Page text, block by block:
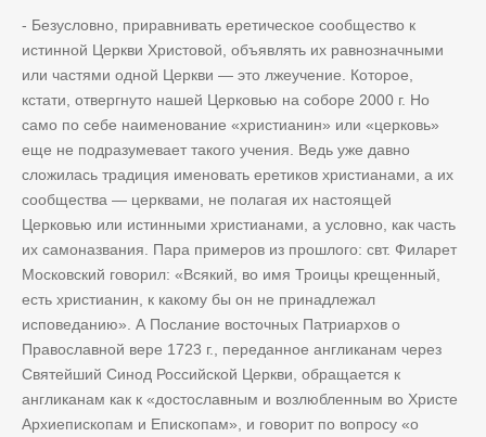
- Безусловно, приравнивать еретическое сообщество к
истинной Церкви Христовой, объявлять их равнозначными
или частями одной Церкви — это лжеучение. Которое,
кстати, отвергнуто нашей Церковью на соборе 2000 г. Но
само по себе наименование «христианин» или «церковь»
еще не подразумевает такого учения. Ведь уже давно
сложилась традиция именовать еретиков христианами, а их
сообщества — церквами, не полагая их настоящей
Церковью или истинными христианами, а условно, как часть
их самоназвания. Пара примеров из прошлого: свт. Филарет
Московский говорил: «Всякий, во имя Троицы крещенный,
есть христианин, к какому бы он не принадлежал
исповеданию». А Послание восточных Патриархов о
Православной вере 1723 г., переданное англиканам через
Святейший Синод Российской Церкви, обращается к
англиканам как к «достославным и возлюбленным во Христе
Архиепископам и Епископам», и говорит по вопросу «о